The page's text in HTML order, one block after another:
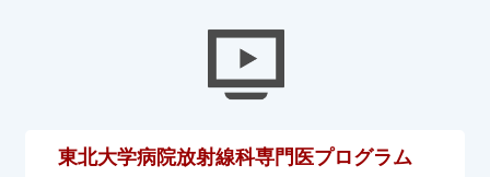
東北大学病院放射線科専門医プログラム